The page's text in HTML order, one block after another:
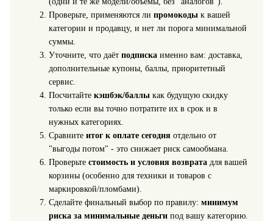
Проверьте, применяются ли промокодык вашей
категории и продавцу, и нет ли порога минимальной
суммы.
Уточните, что даёт подпискаименно вам: доставка,
дополнительные купоны, баллы, приоритетный
сервис.
Посчитайте кэшбэк/баллыкак будущую скидку
только если вы точно потратите их в срок и в
нужных категориях.
Сравните итог к оплате сегодняотдельно от
"выгоды потом" - это снижает риск самообмана.
Проверьте стоимость и условия возвратадля вашей
корзины (особенно для техники и товаров с
маркировкой/пломбами).
Сделайте финальный выбор по правилу: минимум
риска за минимальные деньгипод вашу категорию.